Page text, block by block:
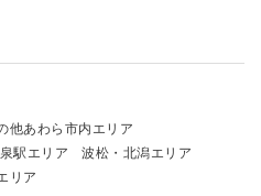
他あわら市内エリア
駅エリア
波松・北潟エリア
リア